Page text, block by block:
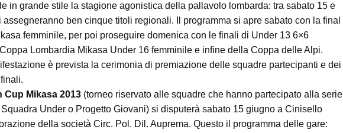
in grande stile la stagione agonistica della pallavolo lombarda: tra sabato 15 e
ben cinque titoli regionali. Il programma si apre sabato con la final
femminile, per poi proseguire domenica con le finali di Under 13 6×6
Lombardia Mikasa Under 16 femminile e infine della Coppa delle Alpi.
è prevista la cerimonia di premiazione delle squadre partecipanti e dei
Cup Mikasa 2013 (torneo riservato alle squadre che hanno partecipato alla serie
Under o Progetto Giovani) si disputerà sabato 15 giugno a Cinisello
della società Circ. Pol. Dil. Auprema. Questo il programma delle gare: